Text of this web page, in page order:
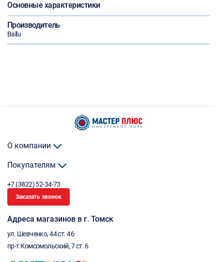
Основные характеристики
Производитель
Ballu
О компании
Покупателям
+7 (3822) 52-34-73
Заказать звонок
Адреса магазинов в г. Томск
ул. Шевченко, 44 ст. 46
пр-т Комсомольский, 7 ст. 6